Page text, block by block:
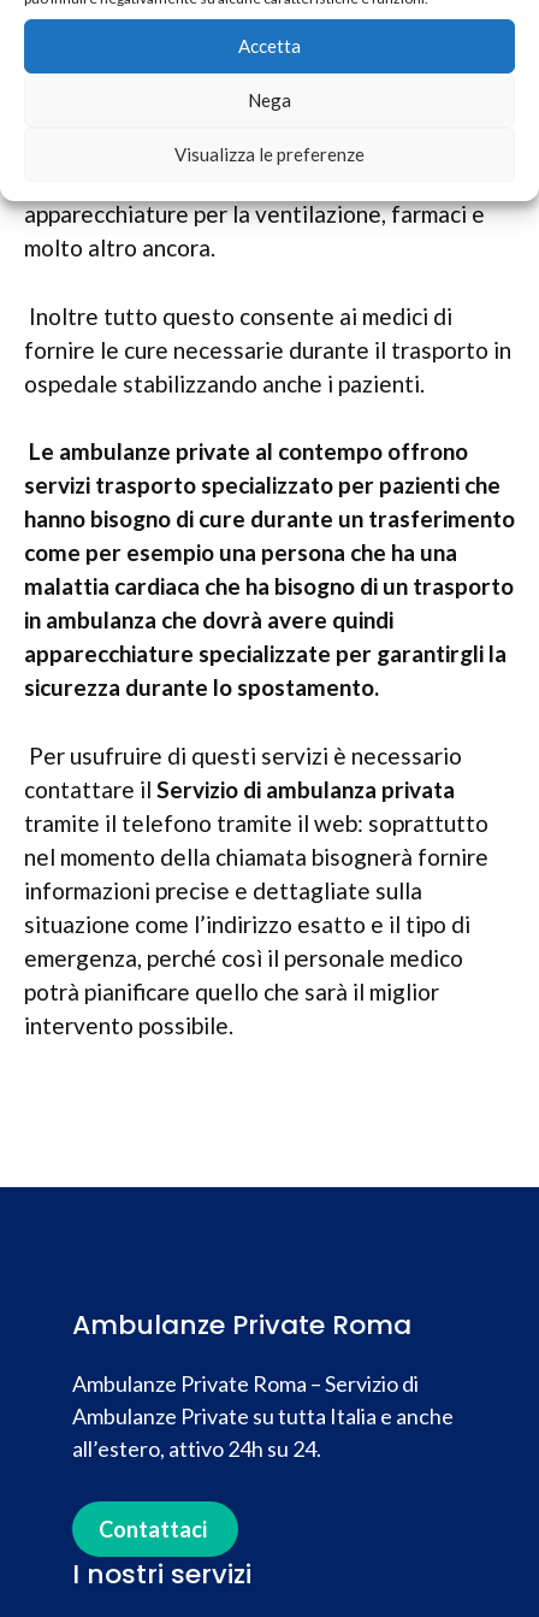
Accetta
Nega
Visualizza le preferenze
dove si può essere tra la vita e la morte.
Diciamo inoltre che le ambulanze private sono
dotate di attrezzature mediche all’avanguardia
che permettono di poter fornire delle cure di
apparecchiature per la ventilazione, farmaci e
molto altro ancora.
Inoltre tutto questo consente ai medici di
fornire le cure necessarie durante il trasporto in
ospedale stabilizzando anche i pazienti.
Le ambulanze private al contempo offrono
servizi trasporto specializzato per pazienti che
hanno bisogno di cure durante un trasferimento
come per esempio una persona che ha una
malattia cardiaca che ha bisogno di un trasporto
in ambulanza che dovrà avere quindi
apparecchiature specializzate per garantirgli la
sicurezza durante lo spostamento.
Per usufruire di questi servizi è necessario
contattare il Servizio di ambulanza privata
tramite il telefono tramite il web: soprattutto
nel momento della chiamata bisognerà fornire
informazioni precise e dettagliate sulla
situazione come l’indirizzo esatto e il tipo di
emergenza, perché così il personale medico
potrà pianificare quello che sarà il miglior
intervento possibile.
Ambulanze Private Roma
Ambulanze Private Roma – Servizio di
Ambulanze Private su tutta Italia e anche
all’estero, attivo 24h su 24.
Contattaci
I nostri servizi